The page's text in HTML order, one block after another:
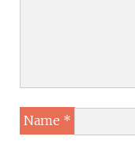
Name *